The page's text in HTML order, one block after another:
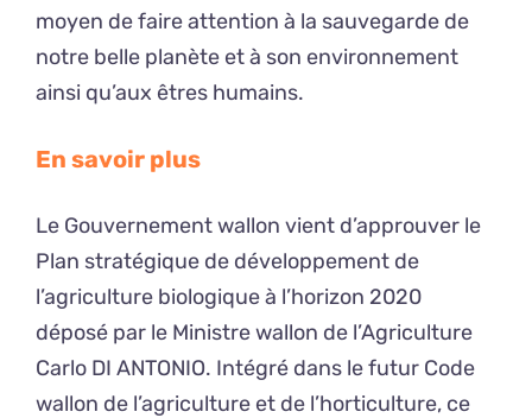
moyen de faire attention à la sauvegarde de
notre belle planète et à son environnement
ainsi qu’aux êtres humains.
En savoir plus
Le Gouvernement wallon vient d’approuver le
Plan stratégique de développement de
l’agriculture biologique à l’horizon 2020
déposé par le Ministre wallon de l’Agriculture
Carlo DI ANTONIO. Intégré dans le futur Code
wallon de l’agriculture et de l’horticulture, ce